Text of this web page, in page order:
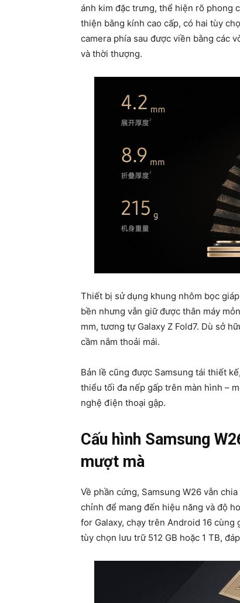
ánh kim đặc trưng, thể hiện rõ phong
thiện bằng kính cao cấp, có hai tùy
camera phía sau được viền bằng các
và thời thượng.
Thiết bị sử dụng khung nhôm bọc
bền nhưng vẫn giữ được thân máy
mm, tương tự Galaxy Z Fold7. Dù sở
cầm nắm thoải mái.
Bản lề cũng được Samsung tái thiết
thiểu tối đa nếp gấp trên màn hình –
nghệ điện thoại gập.
Cấu hình Samsung
mượt mà
Về phần cứng, Samsung W26 vẫn
chỉnh để mang đến hiệu năng và độ
for Galaxy, chạy trên Android 16 cùng
tùy chọn lưu trữ 512 GB hoặc 1 TB,